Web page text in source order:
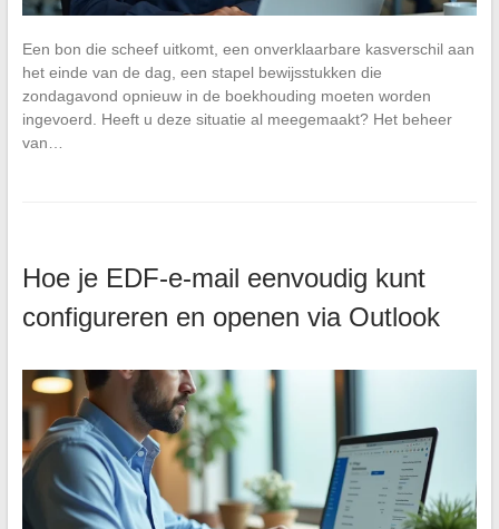
Een bon die scheef uitkomt, een onverklaarbare kasverschil aan
het einde van de dag, een stapel bewijsstukken die
zondagavond opnieuw in de boekhouding moeten worden
ingevoerd. Heeft u deze situatie al meegemaakt? Het beheer
van…
Hoe je EDF-e-mail eenvoudig kunt
configureren en openen via Outlook